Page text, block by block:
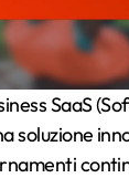
soluzione